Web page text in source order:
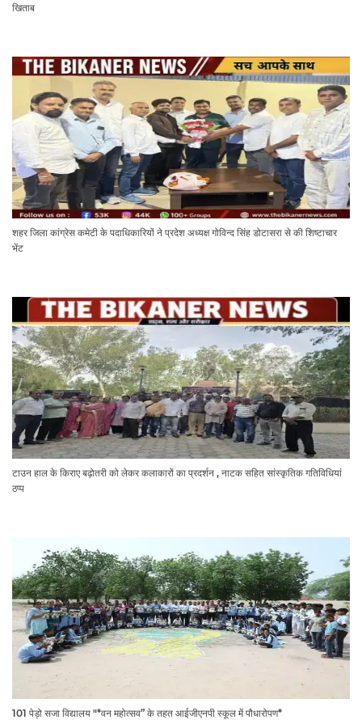
खिताब
शहर जिला कांग्रेस कमेटी के पदाधिकारियों ने प्रदेश अध्यक्ष गोविन्द सिंह डोटासरा से की शिष्टाचार
भेंट
टाउन हाल के किराए बढ़ोतरी को लेकर कलाकारों का प्रदर्शन , नाटक सहित सांस्कृतिक गतिविधियां
ठप्प
101 पेड़ो सजा विद्यालय "*वन महोत्सव” के तहत आईजीएनपी स्कूल में पौधारोपण*